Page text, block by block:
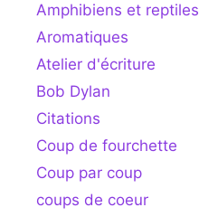
Amphibiens et reptiles
Aromatiques
Atelier d'écriture
Bob Dylan
Citations
Coup de fourchette
Coup par coup
coups de coeur